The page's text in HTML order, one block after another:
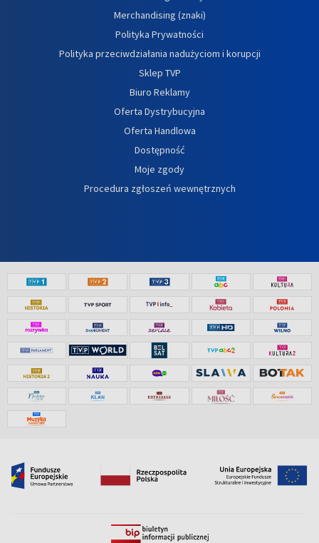
Merchandising (znaki)
Polityka Prywatności
Polityka przeciwdziałania nadużyciom i korupcji
Sklep TVP
Biuro Reklamy
Oferta Dystrybucyjna
Oferta Handlowa
Dostępność
Moje zgody
Procedura zgłoszeń wewnętrznych